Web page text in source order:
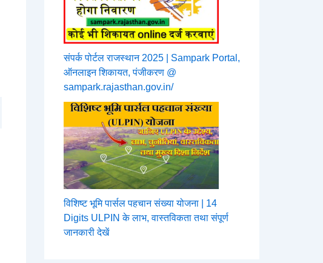
संपर्क पोर्टल राजस्थान 2025 | Sampark Portal,
ऑनलाइन शिकायत, पंजीकरण @
sampark.rajasthan.gov.in/
विशिष्ट भूमि पार्सल पहचान संख्या योजना | 14
Digits ULPIN के लाभ, वास्तविकता तथा संपूर्ण
जानकारी देखें